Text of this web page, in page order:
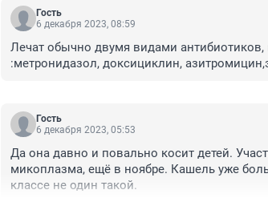
Гость
6 декабря 2023, 08:59
Лечат обычно двумя видами
:метронидазол, доксициклин,
Гость
6 декабря 2023, 05:53
Да она давно и повально косит детей.
микоплазма, ещё в ноябре. Кашель уже
классе не один такой.